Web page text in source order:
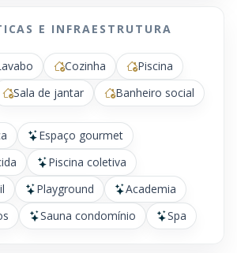
E INFRAESTRUTURA
Cozinha
Piscina
Sala de jantar Banheiro social
Espaço gourmet
Piscina coletiva
Playground
Academia
Sauna condomínio Spa